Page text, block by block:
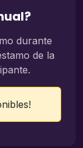
durante
de la